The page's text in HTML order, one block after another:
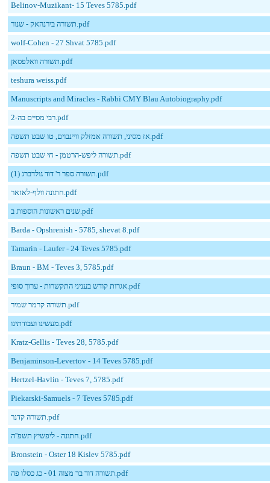
Belinov-Muzikant- 15 Teves 5785.pdf
תשורה בירנהאק - שנור.pdf
wolf-Cohen - 27 Shvat 5785.pdf
תשורה וואלפסאן.pdf
teshura weiss.pdf
Manuscripts and Miracles - Rabbi CMY Blau Autobiography.pdf
רבי מסיים בה-2.pdf
אז מסיני, תשורה אמזלק וויינבוים, טו שבט תשפה.pdf
תשורה ליפש-הרטמן - חי שבט תשפה.pdf
תשורה ספר ר' דוד גולדברג (1).pdf
חתונה וולף-לאזאר.pdf
שנים ראשונות הוספות ב.pdf
Barda - Opshrenish - 5785, shevat 8.pdf
Tamarin - Laufer - 24 Teves 5785.pdf
Braun - BM - Teves 3, 5785.pdf
אגרות קודש בעניני התקשרות - ערוך סופי.pdf
תשורה קרמר שמיר.pdf
מעשינו ועבודתינו.pdf
Kratz-Gellis - Teves 28, 5785.pdf
Benjaminson-Levertov - 14 Teves 5785.pdf
Hertzel-Havlin - Teves 7, 5785.pdf
Piekarski-Samuels - 7 Teves 5785.pdf
תשורה קדנר.pdf
חתונה - ליפשיץ תשפ''ה.pdf
Bronstein - Oster 18 Kislev 5785.pdf
תשורה דוד בר מצוה 01 - כג כסלו פה.pdf